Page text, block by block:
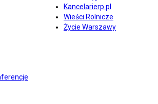
Kancelarierp.pl
Wieści Rolnicze
Życie Warszawy